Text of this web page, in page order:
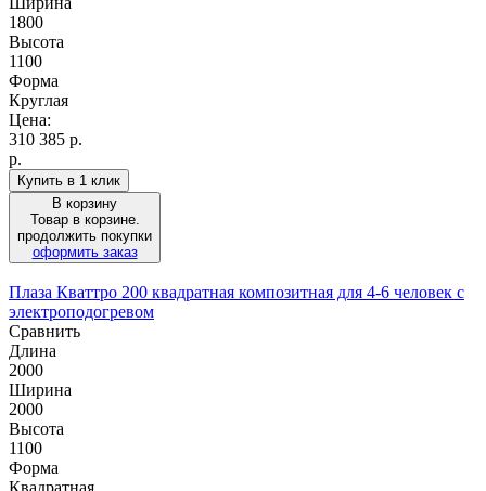
1800
Высота
1100
Форма
Круглая
Цена:
310 385 р.
р.
Купить в 1 клик
В корзину
Товар в корзине.
продолжить покупки
оформить заказ
Плаза Кваттро 200 квадратная композитная для 4-6 человек с
электроподогревом
Сравнить
Длина
2000
Ширина
2000
Высота
1100
Форма
Квадратная